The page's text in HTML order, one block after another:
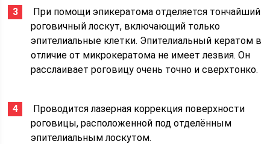
​ При помощи эпикератома отделяется тончайший
роговичный лоскут, включающий только
эпителиальные клетки. Эпителиальный кератом в
отличие от микрокератома не имеет лезвия. Он
расслаивает роговицу очень точно и сверхтонко.
​ Проводится лазерная коррекция поверхности
роговицы, расположенной под отделённым
эпителиальным лоскутом.